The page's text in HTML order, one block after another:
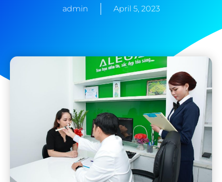
admin April 5, 2023